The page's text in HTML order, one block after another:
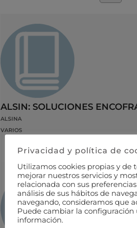
ALSIN: SOLUCIONES
ALSINA
VARIOS
Privacidad y política de
Utilizamos cookies propias y de
mejorar nuestros servicios y
relacionada con sus
análisis de sus hábitos de
navegando, consideramos que
Puede cambiar la configuración
información.